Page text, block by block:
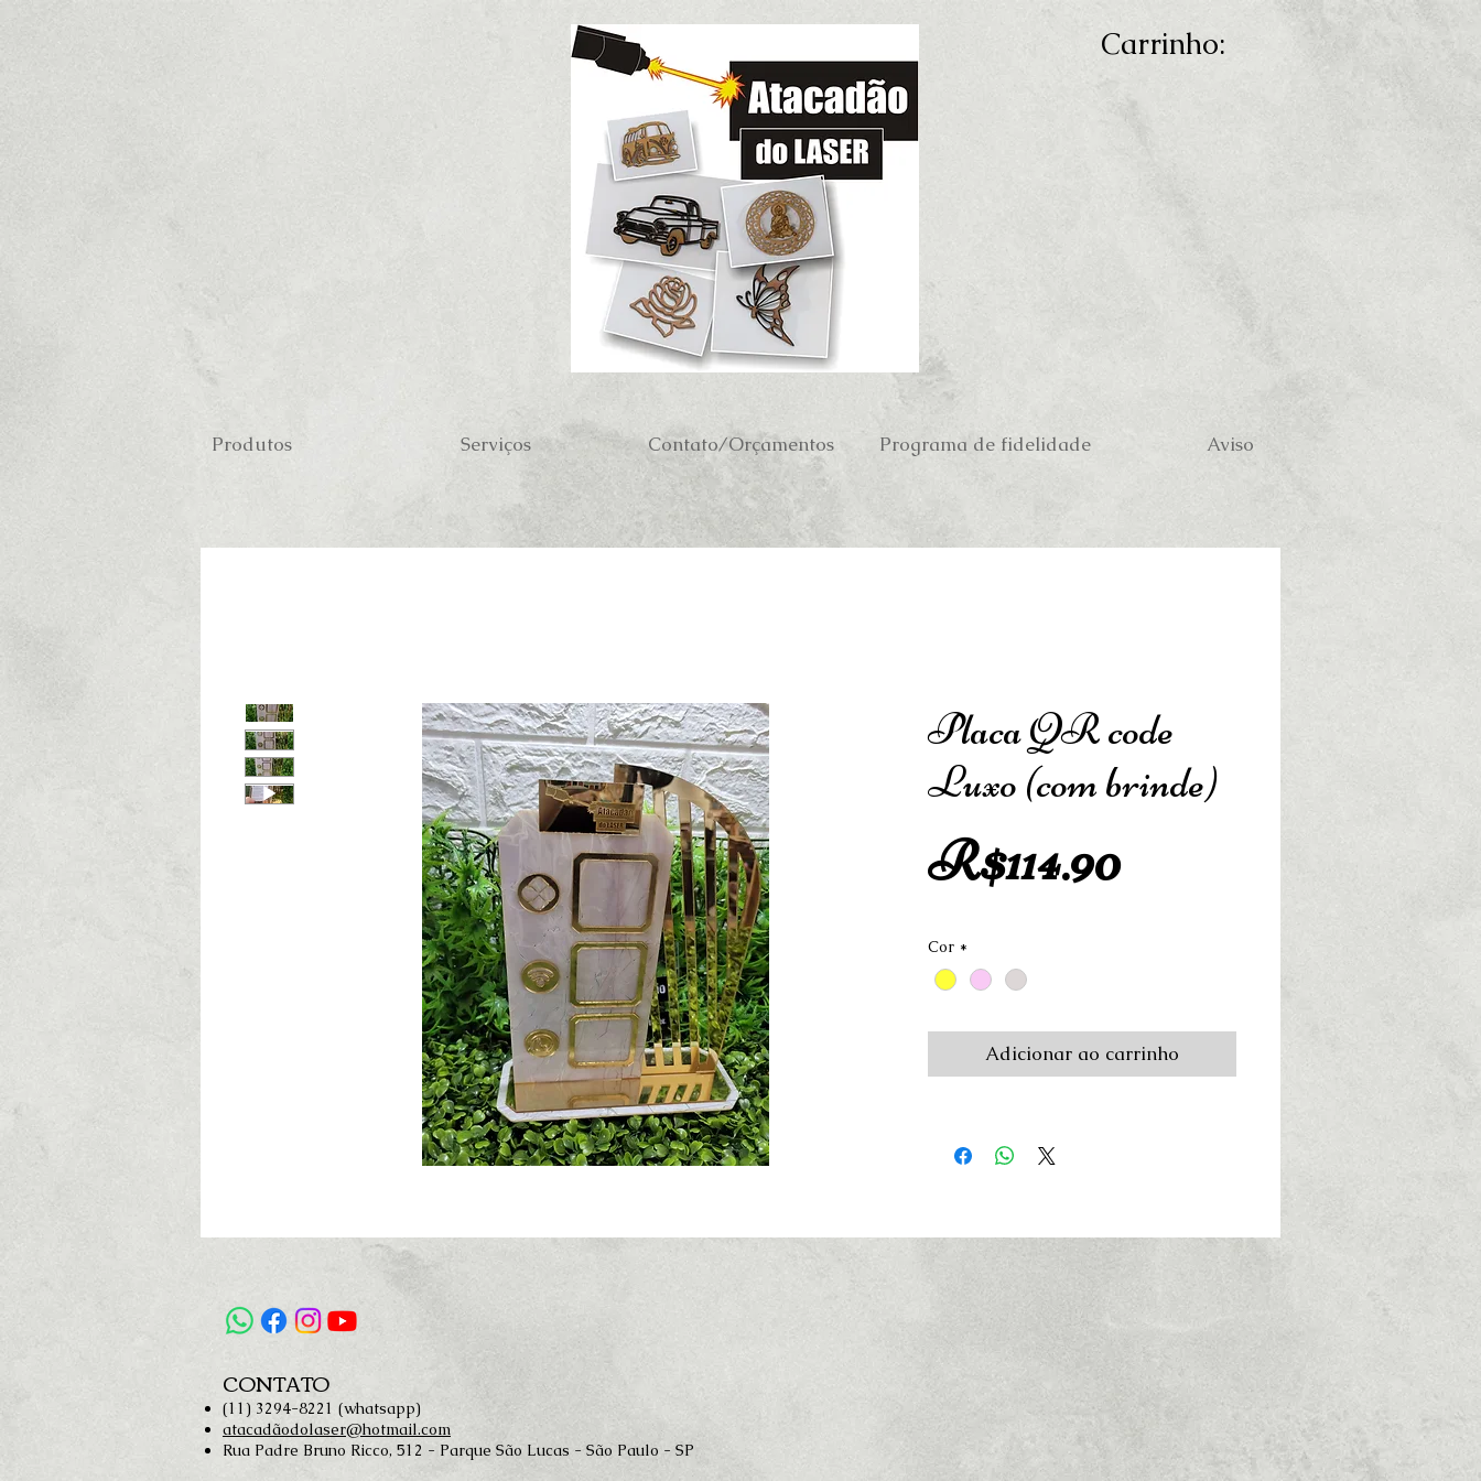
Carrinho:
Produtos Serviços Contato/Orçamentos Programa de fidelidade Aviso
Placa QR code
Luxo (com brinde)
R$114.90Preço
Cor *
Adicionar ao carrinho
CONTATO
(11) 3294-8221 (whatsapp)
atacadãodolaser@hotmail.com
Rua Padre Bruno Ricco, 512 - Parque São Lucas - São Paulo - SP